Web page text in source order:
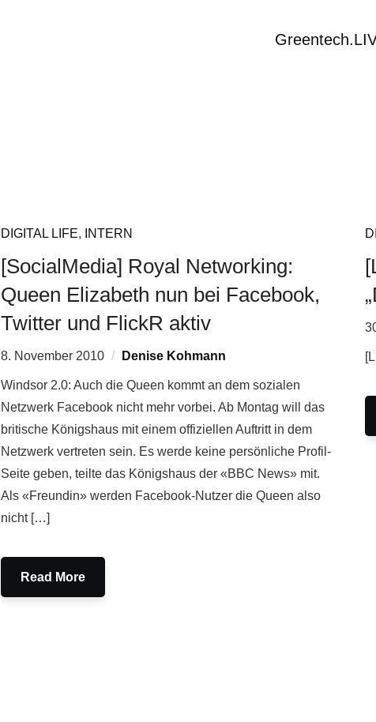
DIGITAL LIFE, INTERN
[SocialMedia] Royal Networking:
Queen Elizabeth nun bei Facebook,
Twitter und FlickR aktiv
8. November 2010 Denise Kohmann
Windsor 2.0: Auch die Queen kommt an dem sozialen
Netzwerk Facebook nicht mehr vorbei. Ab Montag will das
britische Königshaus mit einem offiziellen Auftritt in dem
Netzwerk vertreten sein. Es werde keine persönliche Profil-
Seite geben, teilte das Königshaus der «BBC News» mit.
Als «Freundin» werden Facebook-Nutzer die Queen also
nicht […]
Read More